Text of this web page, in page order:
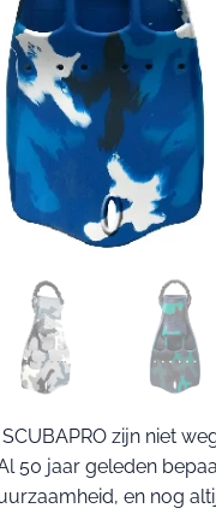
zijn niet
50 jaar geleden
en nog